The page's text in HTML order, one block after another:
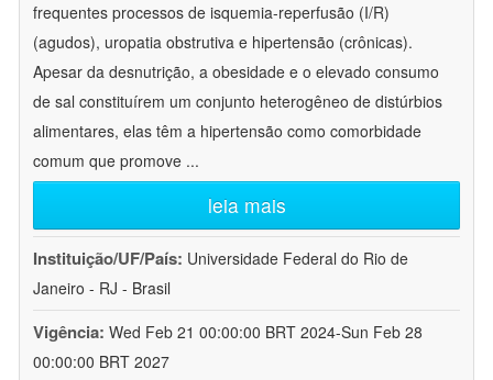
frequentes processos de isquemia-reperfusão (I/R)
(agudos), uropatia obstrutiva e hipertensão (crônicas).
Apesar da desnutrição, a obesidade e o elevado consumo
de sal constituírem um conjunto heterogêneo de distúrbios
alimentares, elas têm a hipertensão como comorbidade
comum que promove ...
leia mais
Instituição/UF/País: Universidade Federal do Rio de
Janeiro - RJ - Brasil
Vigência: Wed Feb 21 00:00:00 BRT 2024-Sun Feb 28
00:00:00 BRT 2027